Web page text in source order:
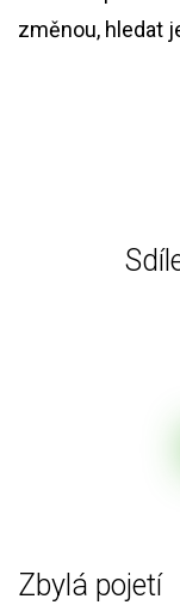
změnou, hledat
Zbylá pojetí